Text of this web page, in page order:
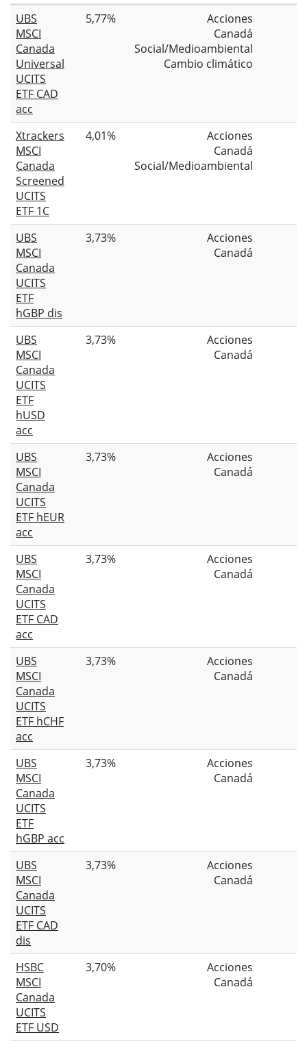
UBS
MSCI
Canada
Universal
UCITS
ETF CAD
acc
5,77%
Acciones
Canadá
Social/Medioambiental
Cambio climático
Xtrackers
MSCI
Canada
Screened
UCITS
ETF 1C
4,01%
Acciones
Canadá
Social/Medioambiental
UBS
MSCI
Canada
UCITS
ETF
hGBP dis
3,73%
Acciones
Canadá
UBS
MSCI
Canada
UCITS
ETF
hUSD
acc
3,73%
Acciones
Canadá
UBS
MSCI
Canada
UCITS
ETF hEUR
acc
3,73%
Acciones
Canadá
UBS
MSCI
Canada
UCITS
ETF CAD
acc
3,73%
Acciones
Canadá
UBS
MSCI
Canada
UCITS
ETF hCHF
acc
3,73%
Acciones
Canadá
UBS
MSCI
Canada
UCITS
ETF
hGBP acc
3,73%
Acciones
Canadá
UBS
MSCI
Canada
UCITS
ETF CAD
dis
3,73%
Acciones
Canadá
HSBC
MSCI
Canada
UCITS
ETF USD
3,70%
Acciones
Canadá